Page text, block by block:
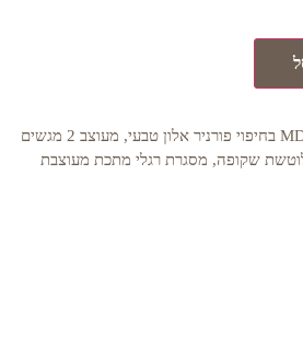
המוצר עשוי עץ תעשייתי MDF בחיפוי פורניר אלון טבעי, מעוצב 2 מגשים
שקופה, מסגרת רגלי מתכת מעוצבת